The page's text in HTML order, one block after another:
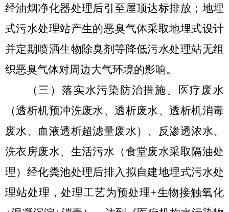
经油烟净化器处理后引至屋顶达标排放；地埋
式污水处理站产生的恶臭气体采取地埋式设计
并定期喷洒生物除臭剂等降低污水处理站无组
织恶臭气体对周边大气环境的影响。
（三）落实水污染防治措施。医疗废水
（透析机预冲洗废水、透析废水、透析机消毒
废水、血液透析超滤量废水）、反渗透浓水、
洗衣房废水、生活污水（食堂废水采取隔油处
理）经化粪池处理后排入拟自建地埋式污水处
理站处理，处理工艺为预处理+生物接触氧化